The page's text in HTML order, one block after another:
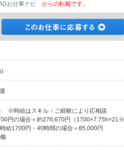
お仕事ナビ からの転載です。
※時給はスキル・ご経験により応相談
円の場合＝約276,670円（
給1700円・40時間の場合＝85,000円